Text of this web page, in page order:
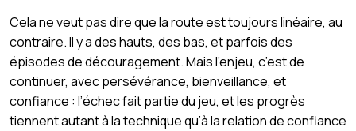
Cela ne veut pas dire que la route est toujours linéaire, au
contraire. Il y a des hauts, des bas, et parfois des
épisodes de découragement. Mais l’enjeu, c’est de
continuer, avec persévérance, bienveillance, et
confiance : l’échec fait partie du jeu, et les progrès
tiennent autant à la technique qu’à la relation de confiance